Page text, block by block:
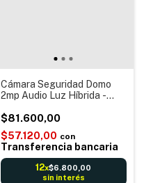
Cámara Seguridad Domo
2mp Audio Luz Híbrida -
LPFS
$81.600,00
$57.120,00 con
Transferencia bancaria
12x$6.800,00
sin interés